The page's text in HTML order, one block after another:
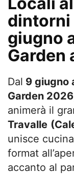
dintorni
giugno
Garden
Dal 9 giugno
Garden 2026
animerà il
Travalle
unisce
format
accanto al